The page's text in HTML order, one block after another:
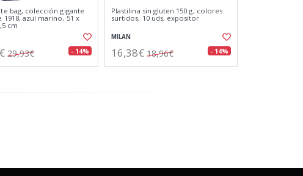
bag, colección gigante
1918, azul marino, 51 x
cm
29,93€ - 14%
Plastilina sin gluten 150 g, colores
surtidos, 10 uds, expositor
MILAN
16,38€ 18,96€ - 14%